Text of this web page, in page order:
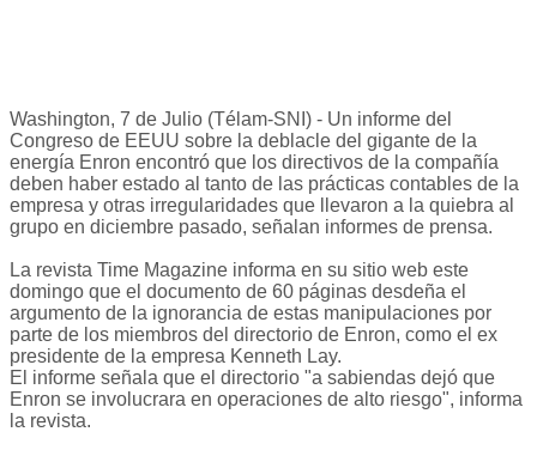
Washington, 7 de Julio (Télam-SNI) - Un informe del
Congreso de EEUU sobre la deblacle del gigante de la
energía Enron encontró que los directivos de la compañía
deben haber estado al tanto de las prácticas contables de la
empresa y otras irregularidades que llevaron a la quiebra al
grupo en diciembre pasado, señalan informes de prensa.
La revista Time Magazine informa en su sitio web este
domingo que el documento de 60 páginas desdeña el
argumento de la ignorancia de estas manipulaciones por
parte de los miembros del directorio de Enron, como el ex
presidente de la empresa Kenneth Lay.
El informe señala que el directorio "a sabiendas dejó que
Enron se involucrara en operaciones de alto riesgo", informa
la revista.